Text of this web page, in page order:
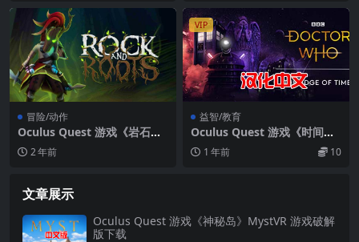
冒险/动作
Oculus Quest 游戏《岩石与
根源》Rock and Roots
2 年前
VIP
益智/教育
Oculus Quest 游戏《时间边
缘的神秘博士》汉化中文版 D
octor Who: The Edge Of Ti
1 年前 10
文章展示
Oculus Quest 游戏《神秘岛》MystVR 游戏破解
版下载